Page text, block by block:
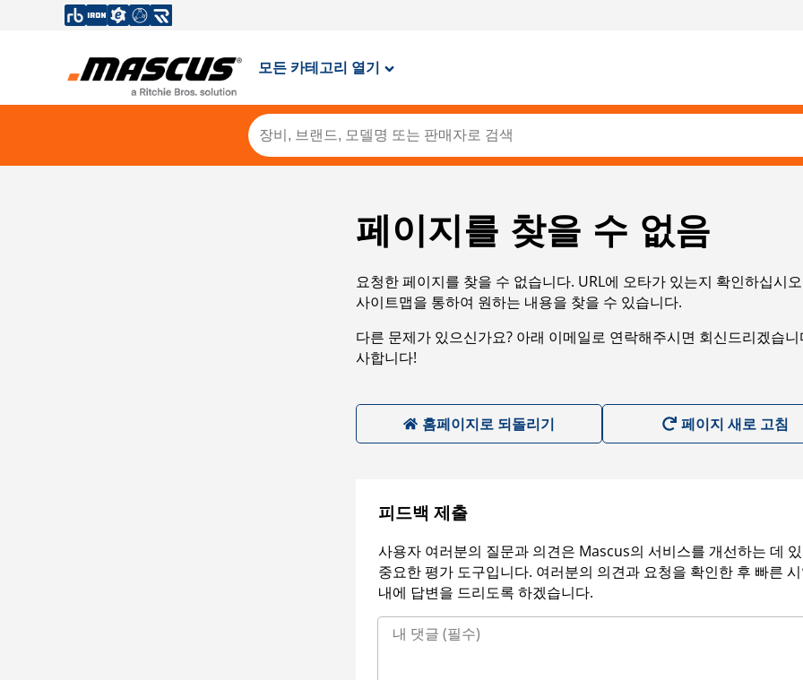
모든 카테고리 열기
페이지를 찾을 수 없음
요청한 페이지를 찾을 수 없습니다. URL에 오타가 있는지 확인하십시
사이트맵을 통하여 원하는 내용을 찾을 수 있습니다.
다른 문제가 있으신가요? 아래 이메일로 연락해주시면 회신드리겠습
사합니다!
홈페이지로 되돌리기 페이지 새로 고침
피드백 제출
사용자 여러분의 질문과 의견은 Mascus의 서비스를 개선하는 데
중요한 평가 도구입니다. 여러분의 의견과 요청을 확인한 후 빠른
내에 답변을 드리도록 하겠습니다.